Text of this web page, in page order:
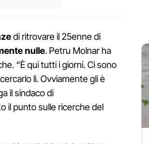
di ritrovare il 25enne di
nulle. Petru Molnar ha
“È qui tutti i giorni. Ci sono
lì. Ovviamente gli è
il sindaco di
il punto sulle ricerche del